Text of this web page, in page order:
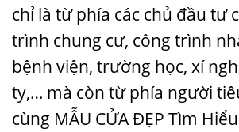
chỉ là từ phía các chủ đầu tư
trình chung cư, công trình
bệnh viện, trường học, xí
ty,… mà còn từ phía người
cùng MẪU CỬA ĐẸP Tìm